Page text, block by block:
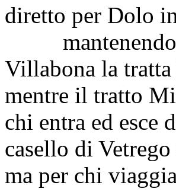
diretto per Dolo
mantenendo
Villabona la
mentre il tratto
chi entra ed esce
casello di
ma per chi